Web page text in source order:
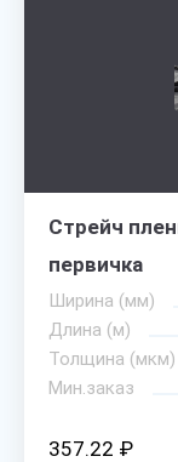
Стрейч
первичка
Ширина (мм)
Длина (м)
Толщина (мкм)
Мин.заказ
357.22 ₽